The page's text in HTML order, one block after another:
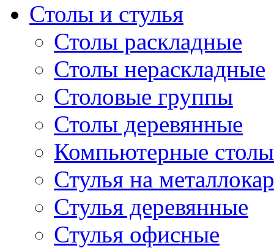
Столы и стулья
Столы раскладные
Столы нераскладные
Столовые группы
Столы деревянные
Компьютерные столы
Стулья на
Стулья деревянные
Стулья офисные